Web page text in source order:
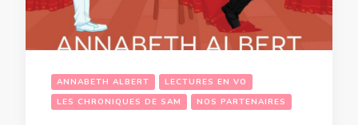
ANNABETH ALBERT
LECTURES EN VO
LES CHRONIQUES DE SAM
NOS PARTENAIRES